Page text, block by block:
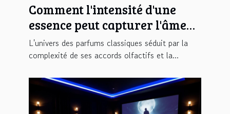
Comment l'intensité d'une
essence peut capturer l'âme
d'un parfum classique ?
L'univers des parfums classiques séduit par la
complexité de ses accords olfactifs et la...